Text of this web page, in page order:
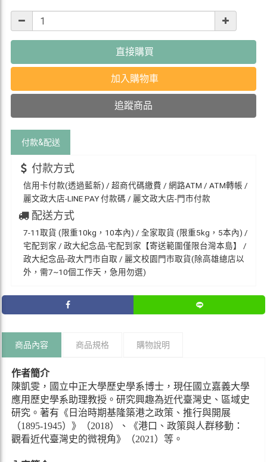
直接購買
加入購物車
追蹤商品
付款&配送
付款方式
信用卡付款(透過藍新) / 超商代碼繳費 / 網路ATM / ATM轉帳 /
麗文政大店-LINE PAY 付款碼 / 麗文政大店-門市付款
配送方式
7-11取貨 (限重10kg，10本內) / 全家取貨 (限重5kg，5本內) /
宅配到家 / 政大紀念品-宅配到家【寄送範圍僅限台灣本島】 /
政大紀念品-政大門市自取 / 麗文校園門市取貨(除高雄總店以
外，需7~10個工作天，急用勿選)
商品內容 商品規格 購物說明
作者簡介
陳凱雯，國立中正大學歷史學系博士，現任國立嘉義大學
應用歷史學系助理教授。研究興趣為近代臺灣史、區域史
研究。著有《日治時期基隆築港之政策、推行與開展
（1895-1945）》（2018）、《港口、政策與人群移動：
觀看近代臺灣史的微視角》（2021）等。